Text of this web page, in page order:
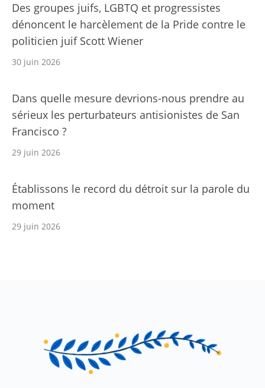
Des groupes juifs, LGBTQ et progressistes
dénoncent le harcèlement de la Pride contre le
politicien juif Scott Wiener
30 juin 2026
Dans quelle mesure devrions-nous prendre au
sérieux les perturbateurs antisionistes de San
Francisco ?
29 juin 2026
Établissons le record du détroit sur la parole du
moment
29 juin 2026